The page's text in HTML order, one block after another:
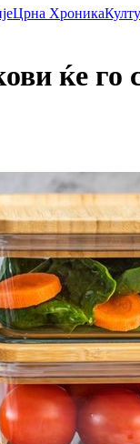
Црна Хроника
ќе го